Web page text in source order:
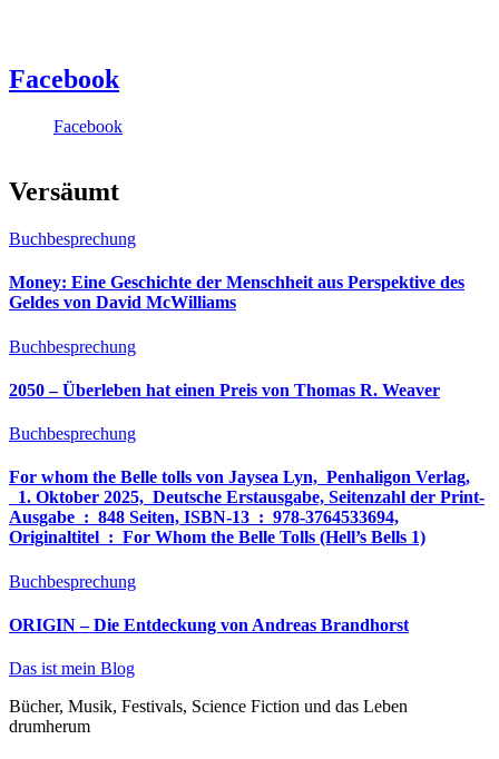
Facebook
Facebook
Versäumt
Buchbesprechung
Money: Eine Geschichte der Menschheit aus Perspektive des
Geldes von David McWilliams
Buchbesprechung
2050 – Überleben hat einen Preis von Thomas R. Weaver
Buchbesprechung
For whom the Belle tolls von Jaysea Lyn, ‎ Penhaligon Verlag,
‎ 1. Oktober 2025, ‎ Deutsche Erstausgabe, Seitenzahl der Print-
Ausgabe ‏ : ‎ 848 Seiten, ISBN-13 ‏ : ‎ 978-3764533694,
Originaltitel ‏ : ‎ For Whom the Belle Tolls (Hell’s Bells 1)
Buchbesprechung
ORIGIN – Die Entdeckung von Andreas Brandhorst
Das ist mein Blog
Bücher, Musik, Festivals, Science Fiction und das Leben
drumherum